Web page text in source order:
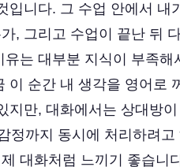
입니다. 그 수업 안에서 내
, 그리고 수업이 끝난 뒤
는 대부분 지식이 부족
이 순간 내 생각을 영어로
지만, 대화에서는 상대방
정까지 동시에 처리하려
대화처럼 느끼기 좋습니